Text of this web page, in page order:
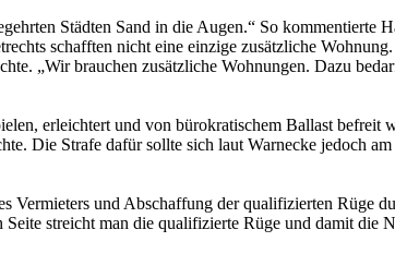
Städten Sand in die Augen.“ So kommentierte
schafften nicht eine einzige zusätzliche
„Wir brauchen zusätzliche Wohnungen. Dazu
erleichtert und von bürokratischem Ballast befreit
Die Strafe dafür sollte sich laut Warnecke jedoch
und Abschaffung der qualifizierten Rüge
streicht man die qualifizierte Rüge und damit die